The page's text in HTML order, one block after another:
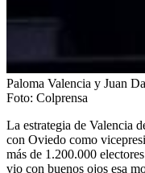
Paloma Valencia y Juan
Foto: Colprensa
La estrategia de Valencia
con Oviedo como
más de 1.200.000
vio con buenos ojos esa